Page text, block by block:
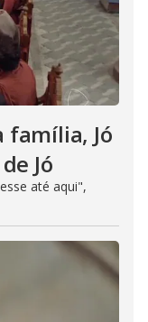
família, Jó
Jó
até aqui",